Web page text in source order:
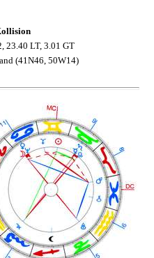
23.40 LT, 3.01 GT
(41N46, 50W14)